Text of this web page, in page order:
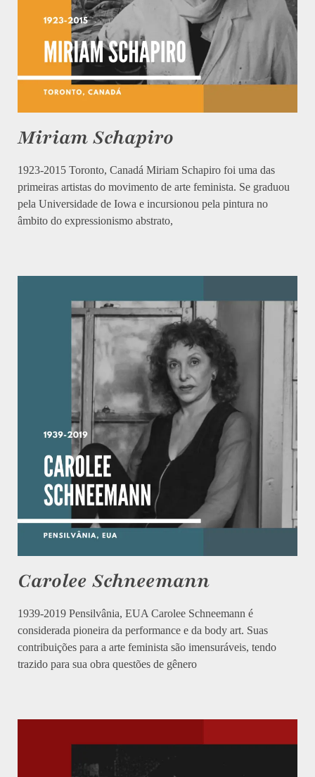
Miriam Schapiro
1923-2015 Toronto, Canadá Miriam Schapiro foi uma das
primeiras artistas do movimento de arte feminista. Se graduou
pela Universidade de Iowa e incursionou pela pintura no
âmbito do expressionismo abstrato,
Carolee Schneemann
1939-2019 Pensilvânia, EUA Carolee Schneemann é
considerada pioneira da performance e da body art. Suas
contribuições para a arte feminista são imensuráveis, tendo
trazido para sua obra questões de gênero